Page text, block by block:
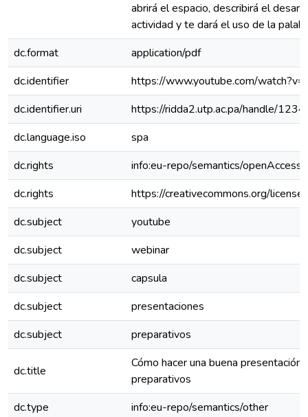
abrirá el espacio, describirá el
actividad y te dará el uso de la
dc.format
application/pdf
dc.identifier
https://www.youtube.com/
dc.identifier.uri
https://ridda2.utp.ac.pa/handle/
dc.language.iso
spa
dc.rights
info:eu-repo/semantics/openAccess
dc.rights
https://creativecommons.org/
dc.subject
youtube
dc.subject
webinar
dc.subject
capsula
dc.subject
presentaciones
dc.subject
preparativos
dc.title
Cómo hacer una buena presentación
preparativos
dc.type
info:eu-repo/semantics/other